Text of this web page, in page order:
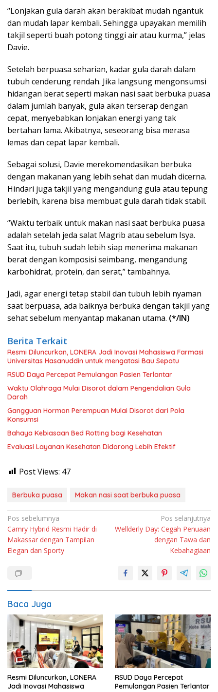
“Lonjakan gula darah akan berakibat mudah ngantuk
dan mudah lapar kembali. Sehingga upayakan memilih
takjil seperti buah potong tinggi air atau kurma,” jelas
Davie.
Setelah berpuasa seharian, kadar gula darah dalam
tubuh cenderung rendah. Jika langsung mengonsumsi
hidangan berat seperti makan nasi saat berbuka puasa
dalam jumlah banyak, gula akan terserap dengan
cepat, menyebabkan lonjakan energi yang tak
bertahan lama. Akibatnya, seseorang bisa merasa
lemas dan cepat lapar kembali.
Sebagai solusi, Davie merekomendasikan berbuka
dengan makanan yang lebih sehat dan mudah dicerna.
Hindari juga takjil yang mengandung gula atau tepung
berlebih, karena bisa membuat gula darah tidak stabil.
“Waktu terbaik untuk makan nasi saat berbuka puasa
adalah setelah jeda salat Magrib atau sebelum Isya.
Saat itu, tubuh sudah lebih siap menerima makanan
berat dengan komposisi seimbang, mengandung
karbohidrat, protein, dan serat,” tambahnya.
Jadi, agar energi tetap stabil dan tubuh lebih nyaman
saat berpuasa, ada baiknya berbuka dengan takjil yang
sehat sebelum menyantap makanan utama. (*/IN)
Berita Terkait
Resmi Diluncurkan, LONERA Jadi Inovasi Mahasiswa Farmasi
Universitas Hasanuddin untuk mengatasi Bau Sepatu
RSUD Daya Percepat Pemulangan Pasien Terlantar
Waktu Olahraga Mulai Disorot dalam Pengendalian Gula
Darah
Gangguan Hormon Perempuan Mulai Disorot dari Pola
Konsumsi
Bahaya Kebiasaan Bed Rotting bagi Kesehatan
Evaluasi Layanan Kesehatan Didorong Lebih Efektif
Post Views: 47
Berbuka puasa Makan nasi saat berbuka puasa
Navigasi
pos
Pos sebelumnya
Camry Hybrid Resmi Hadir di
Makassar dengan Tampilan
Elegan dan Sporty
Pos selanjutnya
Wellderly Day: Cegah Penuaan
dengan Tawa dan
Kebahagiaan
Baca Juga
Resmi Diluncurkan, LONERA
Jadi Inovasi Mahasiswa
RSUD Daya Percepat
Pemulangan Pasien Terlantar